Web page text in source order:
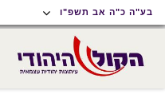
תפריט
נגישות
תפריט
ראשי
תוכן
ראשי
בע"ה כ"ה אב תשפ"ו